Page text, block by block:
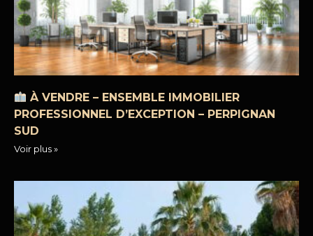
À VENDRE – ENSEMBLE IMMOBILIER
PROFESSIONNEL D’EXCEPTION – PERPIGNAN
SUD
Voir plus »